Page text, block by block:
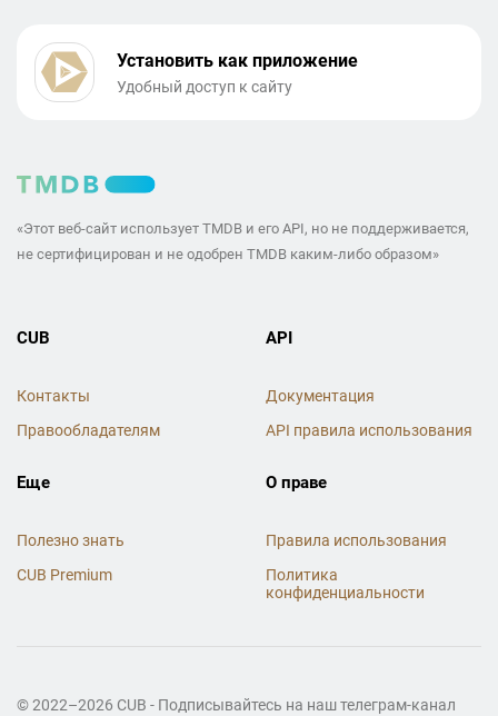
Установить как приложение
Удобный доступ к сайту
«Этот веб-сайт использует TMDB и его API, но не поддерживается,
не сертифицирован и не одобрен TMDB каким-либо образом»
CUB
Контакты
Правообладателям
API
Документация
API правила использования
Еще
Полезно знать
CUB Premium
О праве
Правила использования
Политика
конфиденциальности
© 2022–2026 CUB - Подписывайтесь на наш телеграм-канал